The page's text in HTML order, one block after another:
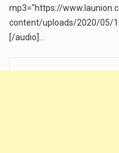
mp3="https://
content/uploads/2020/05/
[/audio]…